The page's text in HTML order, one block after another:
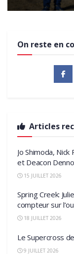
On reste en
Articles
Jo Shimoda,
et Deacon
15 JUILLET 2026
Spring Creek:
compteur sur
18 JUILLET 2026
Le Supercross
9 JUILLET 2026